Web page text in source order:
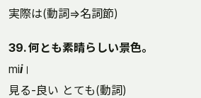
実際は(動詞⇒名詞節)
39. 何とも素晴らしい景色。
mii।
見る-良い とても(動詞)